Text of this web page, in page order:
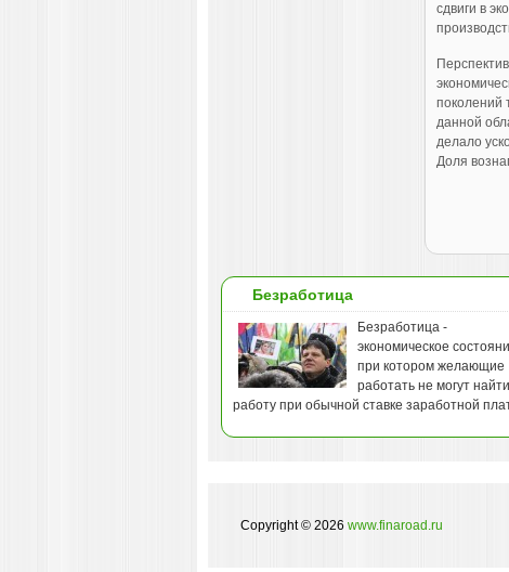
сдвиги в
поколений
данной
делало
Доля
Безработица
Безработица -
экономическое
при котором желающие
работать не могут найти
работу при обычной ставке заработной
Copyright © 2026 www.finaroad.ru